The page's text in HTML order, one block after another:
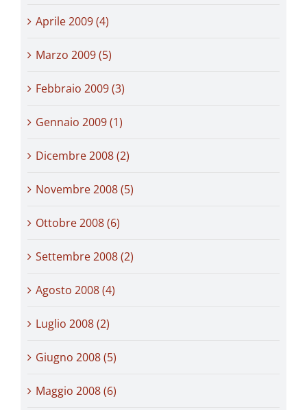
Aprile 2009 (4)
Marzo 2009 (5)
Febbraio 2009 (3)
Gennaio 2009 (1)
Dicembre 2008 (2)
Novembre 2008 (5)
Ottobre 2008 (6)
Settembre 2008 (2)
Agosto 2008 (4)
Luglio 2008 (2)
Giugno 2008 (5)
Maggio 2008 (6)